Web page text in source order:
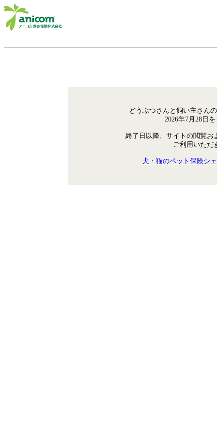
どうぶつさんと飼い主さん
2026年7月28日
終了日以降、サイトの閲覧お
ご利用いただ
犬・猫のペット保険シ